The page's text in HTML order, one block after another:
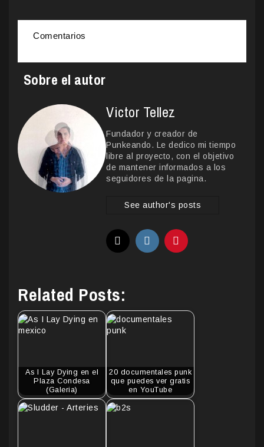
Comentarios
Sobre el autor
Victor Tellez
Fundador y creador de
Punkeando. Le dedico mi tiempo
libre al proyecto, con el objetivo
de mantener informados a los
seguidores de la pagina.
See author's posts
Related Posts:
As I Lay Dying en el
Plaza Condesa
(Galeria)
20 documentales punk
que puedes ver gratis
en YouTube